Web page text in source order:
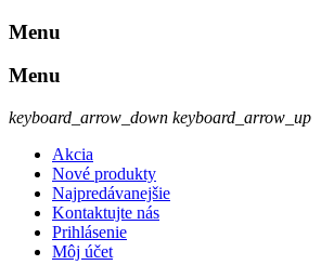
Menu
Menu
keyboard_arrow_down keyboard_arrow_up
Akcia
Nové produkty
Najpredávanejšie
Kontaktujte nás
Prihlásenie
Môj účet